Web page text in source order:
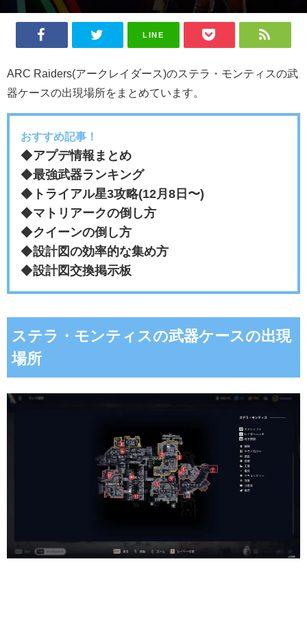
LINE
ARC Raiders(アークレイダース)のステラ・モンティスの武
器ケースの出現場所をまとめています。
おすすめ記事！
◆アプデ情報まとめ
◆最強武器ランキング
◆ トライアル星3攻略(12月8日〜)
◆マトリアークの倒し方
◆クイーンの倒し方
◆設計図の効率的な集め方
◆設計図交換掲示板
ステラ・モンティスの武器ケースの出現
場所